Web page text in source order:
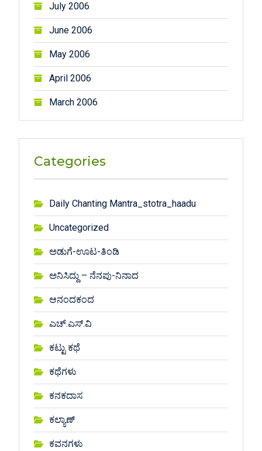
July 2006
June 2006
May 2006
April 2006
March 2006
Categories
Daily Chanting Mantra_stotra_haadu
Uncategorized
ಅಡುಗೆ-ಊಟ-ತಿಂಡಿ
ಅನಿಸಿದ್ದು – ನೆನಪು-ನಿನಾದ
ಆನಂದಕಂದ
ಎಚ್.ಎಸ್.ವಿ
ಕಟ್ಟು ಕಥೆ
ಕಥೆಗಳು
ಕನಕದಾಸ
ಕಲ್ಯಾಣ್
ಕವನಗಳು